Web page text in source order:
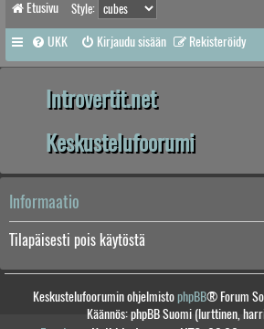
Etusivu Style:
UKK Kirjaudu sisään Rekisteröidy
Introvertit.net
Keskustelufoorumi
Informaatio
Tilapäisesti pois käytöstä
Keskustelufoorumin ohjelmistophpBB® Forum
Käännös: phpBB Suomi (lurttinen,